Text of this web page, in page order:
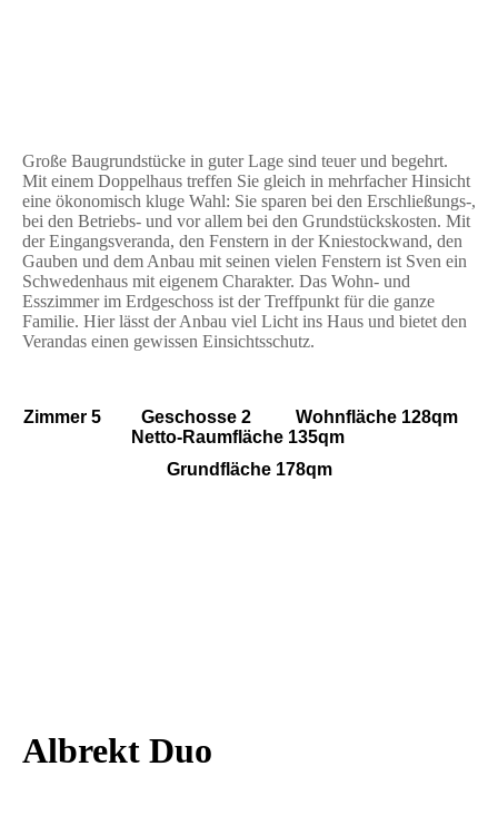
Große Baugrundstücke in guter Lage sind teuer und begehrt.
Mit einem Doppelhaus treffen Sie gleich in mehrfacher Hinsicht
eine ökonomisch kluge Wahl: Sie sparen bei den Erschließungs-,
bei den Betriebs- und vor allem bei den Grundstückskosten. Mit
der Eingangsveranda, den Fenstern in der Kniestockwand, den
Gauben und dem Anbau mit seinen vielen Fenstern ist Sven ein
Schwedenhaus mit eigenem Charakter. Das Wohn- und
Esszimmer im Erdgeschoss ist der Treffpunkt für die ganze
Familie. Hier lässt der Anbau viel Licht ins Haus und bietet den
Verandas einen gewissen Einsichtsschutz.
Zimmer 5 Geschosse 2 Wohnfläche 128qm
Netto-Raumfläche 135qm
Grundfläche 178qm
Albrekt Duo